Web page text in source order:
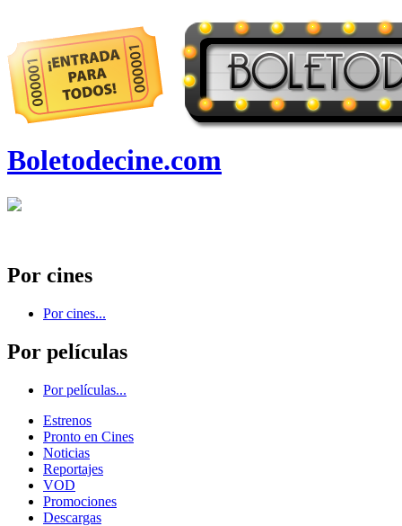
Boletodecine.com
Por cines
Por cines...
Por películas
Por películas...
Estrenos
Pronto en Cines
Noticias
Reportajes
VOD
Promociones
Descargas